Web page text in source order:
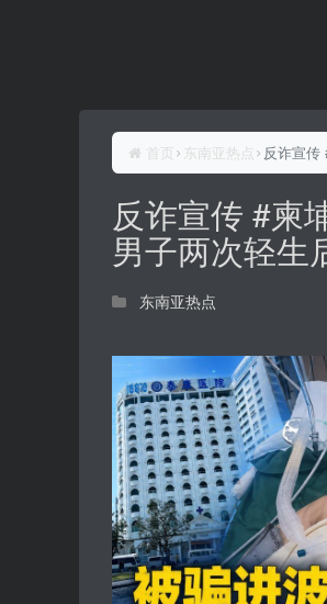
首页 东南亚热点 反诈宣传
反诈宣传 #柬
男子两次轻生
东南亚热点